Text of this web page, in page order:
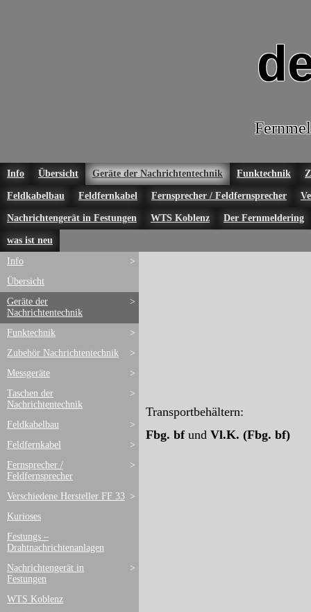
Info Übersicht Geräte der Nachrichtentechnik Funktechnik
Feldkabelbau Feldfernkabel Fernsprecher / Feldfernsprecher
Nachrichtengerät in Festungen WTS Koblenz Der Fernmeldering
was ist neu
>
Info
Übersicht
>
Geräte der
Nachrichtentechnik
>
Funktechnik
>
Zubehör Nachrichtentechnik
>
Messgeräte
>
Taschen der
Nachrichtentechnik
>
Feldkabelbau
>
Feldfernkabel
>
Fernsprecher /
Feldfernsprecher
>
Verschiedene Hersteller FF 33
Kurioses
Festungs –
Drahtnachrichtenanlagen
>
Nachrichtengerät in
Festungen
WTS Koblenz
Transportbehältern:
Fbg. bfund Vl.K. (Fbg. bf)